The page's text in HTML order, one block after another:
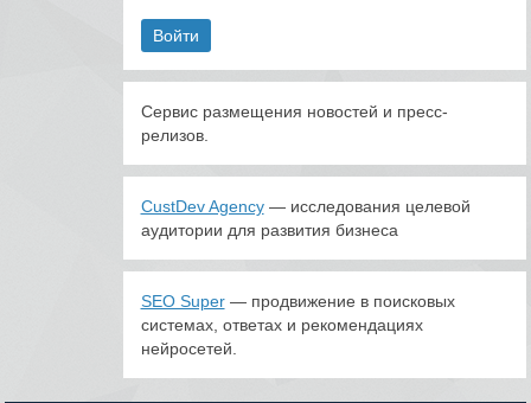
Сервис размещения новостей и пресс-
релизов.
CustDev Agency— исследования целевой
аудитории для развития бизнеса
SEO Super— продвижение в поисковых
системах, ответах и рекомендациях
нейросетей.